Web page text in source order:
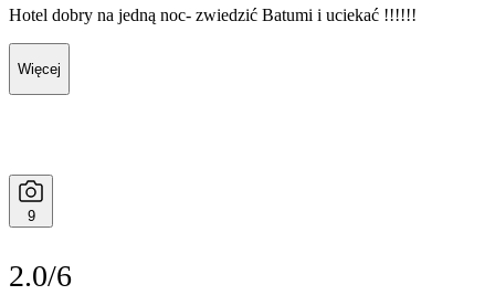
Hotel dobry na jedną noc- zwiedzić Batumi i uciekać !!!!!!
Więcej
9
2.0/6